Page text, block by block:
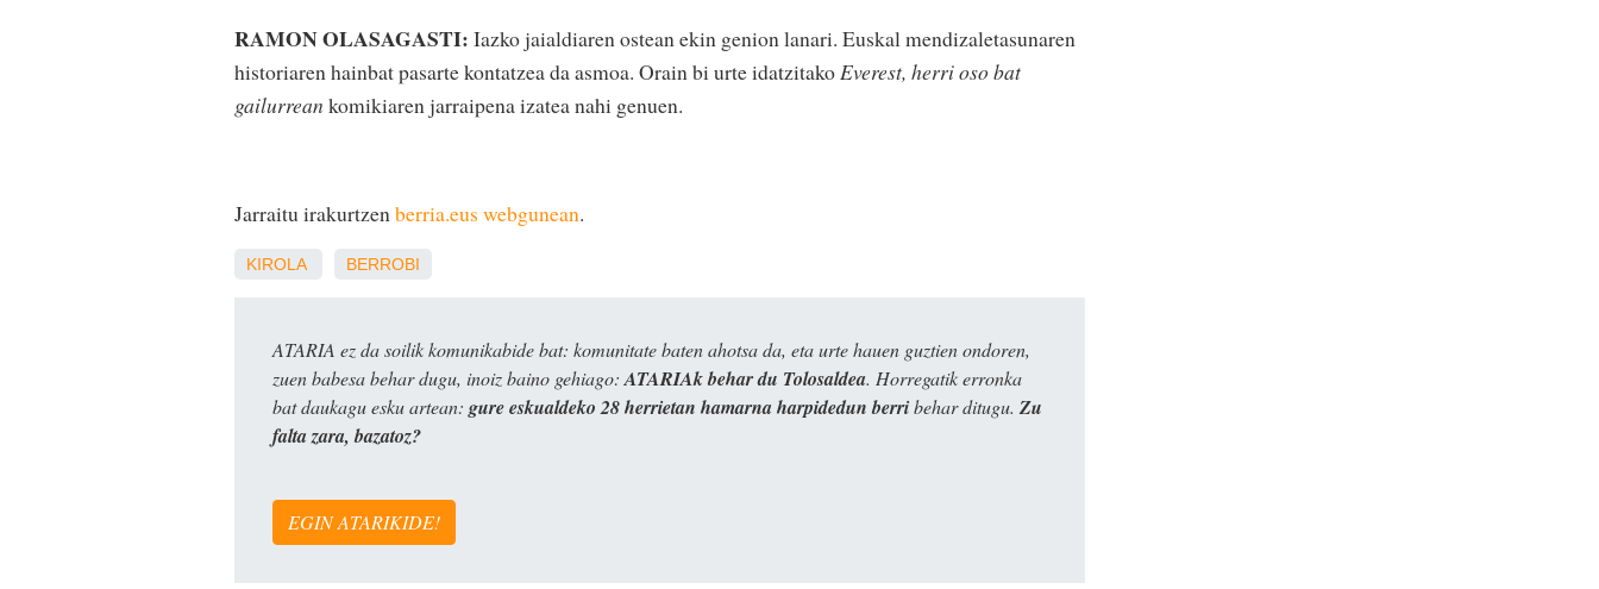
RAMON OLASAGASTI: Iazko jaialdiaren ostean ekin genion lanari. Euskal mendizaletasunaren
historiaren hainbat pasarte kontatzea da asmoa. Orain bi urte idatzitako Everest, herri oso bat
gailurrean komikiaren jarraipena izatea nahi genuen.
Jarraitu irakurtzenberria.eus webgunean.
KIROLA BERROBI
ATARIA ez da soilik komunikabide bat: komunitate baten ahotsa da, eta urte hauen guztien ondoren,
zuen babesa behar dugu, inoiz baino gehiago:ATARIAk behar du Tolosaldea. Horregatik erronka
bat daukagu esku artean: gure eskualdeko 28 herrietan hamarna harpidedun berribehar ditugu. Zu
falta zara, bazatoz?
EGIN ATARIKIDE!